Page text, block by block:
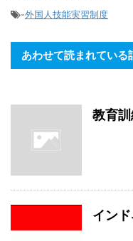
-外国人技能実習制度
あわせて読まれている
教育
イン